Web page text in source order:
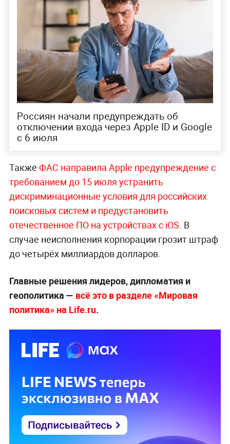
Россиян начали предупреждать об
отключении входа через Apple ID и Google
с 6 июля
Также ФАС направила Apple предупреждение с
требованием до 15 июля устранить
дискриминационные условия для российских
поисковых систем и предустановить
отечественное ПО на устройствах с iOS . В
случае неисполнения корпорации грозит штраф
до четырёх миллиардов долларов.
Главные решения лидеров, дипломатия и
геополитика — всё это в разделе «Мировая
политика» на Life.ru.